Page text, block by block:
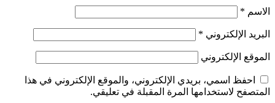
الاسم *
البريد الإلكتروني *
الموقع الإلكتروني
احفظ اسمي، بريدي الإلكتروني، والموقع الإلكتروني في هذا
المتصفح لاستخدامها المرة المقبلة في تعليقي.